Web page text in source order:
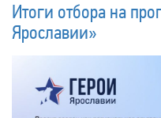
Итоги отбора на
Ярославии»